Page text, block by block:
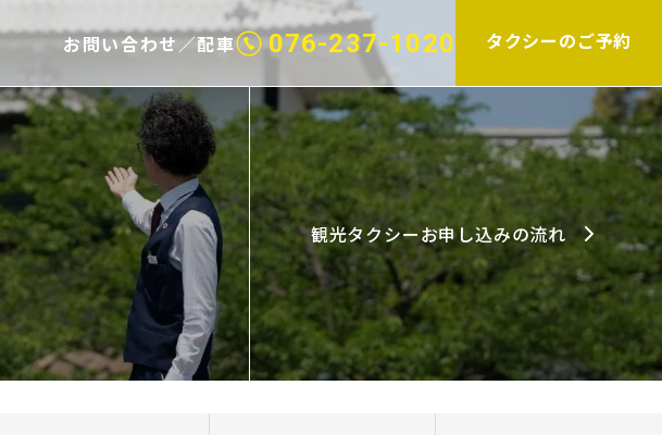
お問い合わせ／配車 076-237-1020 タクシーのご予約
観光タクシーお申し込みの流れ